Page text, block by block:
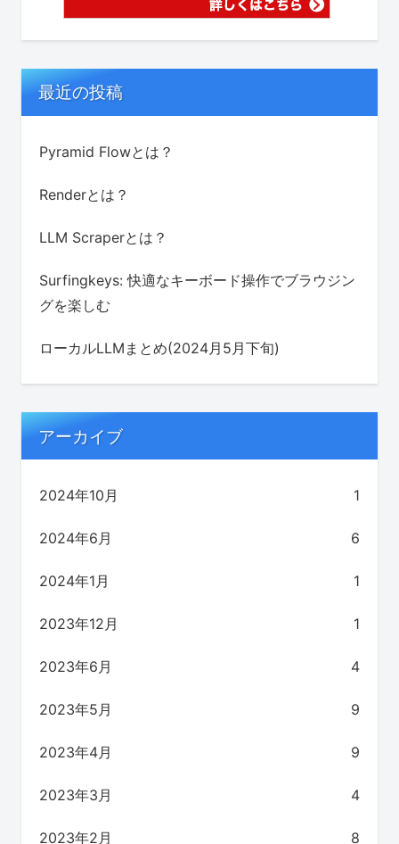
最近の投稿
Pyramid Flowとは？
Renderとは？
LLM Scraperとは？
Surfingkeys: 快適なキーボード操作でブラウジン
グを楽しむ
ローカルLLMまとめ(2024月5月下旬)
アーカイブ
2024年10月 1
2024年6月 6
2024年1月 1
2023年12月 1
2023年6月 4
2023年5月 9
2023年4月 9
2023年3月 4
2023年2月 8